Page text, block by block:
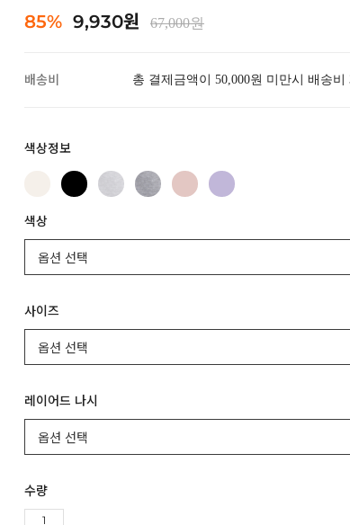
85% 9,930원 67,000원
배송비 총 결제금액이 50,000원 미만시 배송비
색상정보
색상
사이즈
레이어드 나시
수량